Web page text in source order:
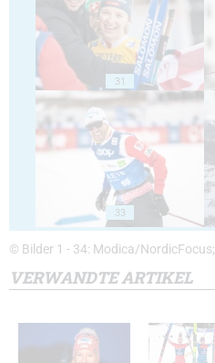
31
33
© Bilder 1 - 34: Modica/NordicFocus;
VERWANDTE ARTIKEL